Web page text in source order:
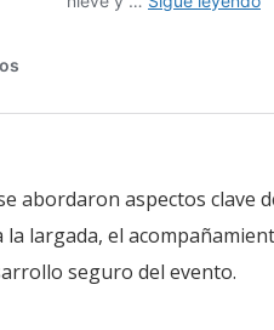
abordaron aspectos clave
largada, el
seguro del evento.